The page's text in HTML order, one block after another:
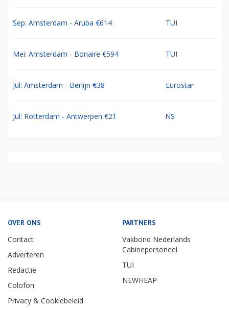
Sep: Amsterdam - Aruba €614 TUI
Mei: Amsterdam - Bonaire €594 TUI
Jul: Amsterdam - Berlijn €38 Eurostar
Jul: Rotterdam - Antwerpen €21 NS
OVER ONS
Contact
Adverteren
Redactie
Colofon
Privacy & Cookiebeleid
PARTNERS
Vakbond Nederlands
Cabinepersoneel
TUI
NEWHEAP